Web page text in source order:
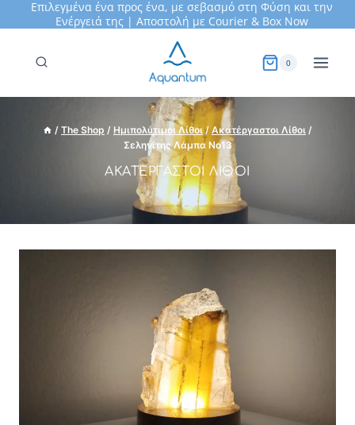
content
Επιλεγμένα ένα προς ένα, με σεβασμό στη Φύση και την
Ενέργειά της | Αποστολή με Courier & Box Now
0
/ The Shop / Ημιπολύτιμοι Λίθοι / Ακατέργαστοι Λίθοι /
Σεληνίτης Λάμπα Νο13
ΑΚΑΤΈΡΓΑΣΤΟΙ ΛΊΘΟΙ